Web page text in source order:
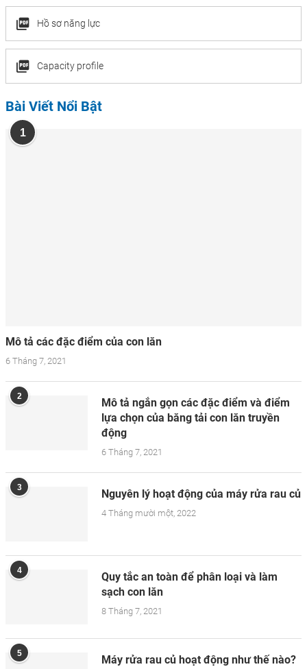
Hồ sơ năng lực
Capacity profile
Bài Viết Nổi Bật
1
Mô tả các đặc điểm của con lăn
6 Tháng 7, 2021
2
Mô tả ngắn gọn các đặc điểm và điểm
lựa chọn của băng tải con lăn truyền
động
6 Tháng 7, 2021
3 Nguyên lý hoạt động của máy rửa rau củ
4 Tháng mười một, 2022
4
Quy tắc an toàn để phân loại và làm
sạch con lăn
8 Tháng 7, 2021
5 Máy rửa rau củ hoạt động như thế nào?